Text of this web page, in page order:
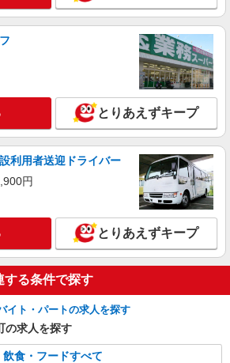
とりあえずキープ
利用者送迎ドライバー
円
とりあえずキープ
する条件で探す
イト・パートの求人を探す
の求人を探す
飲食・フードすべて